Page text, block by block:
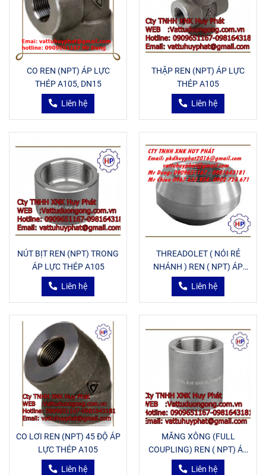
CO REN (NPT) ÁP LỰC
THÉP A105, DN15
Liên hệ
THẬP REN (NPT) ÁP LỰC
THÉP A105
Liên hệ
NÚT BỊT REN (NPT) TRONG
ÁP LỰC THÉP A105
Liên hệ
THREADOLET ( NÓI RẺ
NHÁNH ) REN ( NPT) ÁP
LỰC THÉP A105
Liên hệ
CO LƠI REN (NPT) 45 ĐỘ ÁP
LỰC THÉP A105
Liên hệ
MĂNG XÔNG (FULL
COUPLING) REN ( NPT) ÁP
LỰC THÉP A105
Liên hệ